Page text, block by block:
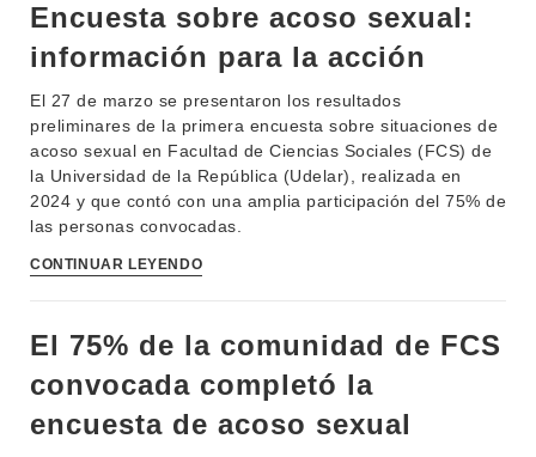
INSTITUCIONAL
DEPARTAMENTOS
ENSEÑANZA
INVESTIGACIÓN
SERVICIOS
LLAMADOS
BEDELÍA
EVA FCS
EDUCACIÓN PERMANENTE
MOVILIDAD ACADÉMICA
BIBLIOTECA
Encuesta sobre acoso sexual:
información para la acción
El 27 de marzo se presentaron los resultados
preliminares de la primera encuesta sobre situaciones de
acoso sexual en Facultad de Ciencias Sociales (FCS) de
la Universidad de la República (Udelar), realizada en
2024 y que contó con una amplia participación del 75% de
las personas convocadas.
CONTINUAR LEYENDO
El 75% de la comunidad de FCS
convocada completó la
encuesta de acoso sexual